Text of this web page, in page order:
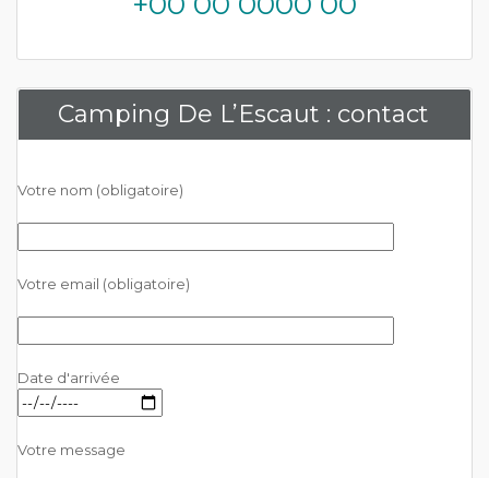
Camping De L’Escaut : contact
Votre nom (obligatoire)
Votre email (obligatoire)
Date d'arrivée
Votre message